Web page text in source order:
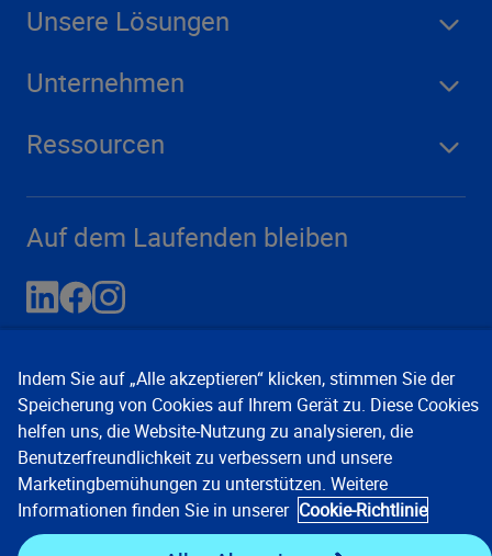
Unsere Lösungen
Unternehmen
Ressourcen
Auf dem Laufenden bleiben
Kontakt
Datenschutzhinweise
Nutzungsbedingungen
Cookie-Einstellungen ©
Indem Sie auf „Alle akzeptieren“ klicken, stimmen Sie der
Speicherung von Cookies auf Ihrem Gerät zu. Diese Cookies
helfen uns, die Website-Nutzung zu analysieren, die
Benutzerfreundlichkeit zu verbessern und unsere
Marketingbemühungen zu unterstützen. Weitere
Informationen finden Sie in unserer Cookie-Richtlinie